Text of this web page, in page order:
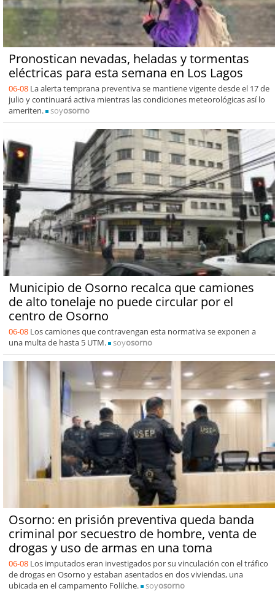
Pronostican nevadas, heladas y tormentas
eléctricas para esta semana en Los Lagos
06-08 La alerta temprana preventiva se mantiene vigente desde el 17 de
julio y continuará activa mientras las condiciones meteorológicas así lo
ameriten.
soyosorno
Municipio de Osorno recalca que camiones
de alto tonelaje no puede circular por el
centro de Osorno
06-08 Los camiones que contravengan esta normativa se exponen a
una multa de hasta 5 UTM.
soyosorno
Osorno: en prisión preventiva queda banda
criminal por secuestro de hombre, venta de
drogas y uso de armas en una toma
06-08 Los imputados eran investigados por su vinculación con el tráfico
de drogas en Osorno y estaban asentados en dos viviendas, una
ubicada en el campamento Folilche.
soyosorno